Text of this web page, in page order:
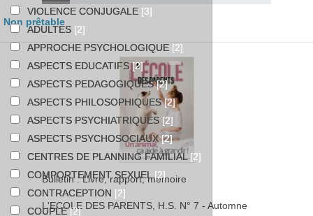
Non prêtable
Bulletin : Livre, rapport, mémoire
L'ECOLE DES PARENTS, H.S. N° 7 - Automne
VIOLENCE CONJUGALE [3]
ADULTES [2]
APPROCHE PSYCHOLOGIQUE [2]
ASPECTS EDUCATIFS[2]
ASPECTS PEDAGOGIQUES[2]
ASPECTS PHILOSOPHIQUES[2]
ASPECTS PSYCHIATRIQUES [2]
ASPECTS PSYCHOSOCIAUX[2]
CENTRES DE PLANNING FAMILIAL[2]
COMPORTEMENT SEXUEL[2]
CONTRACEPTION [2]
COUPLE[2]